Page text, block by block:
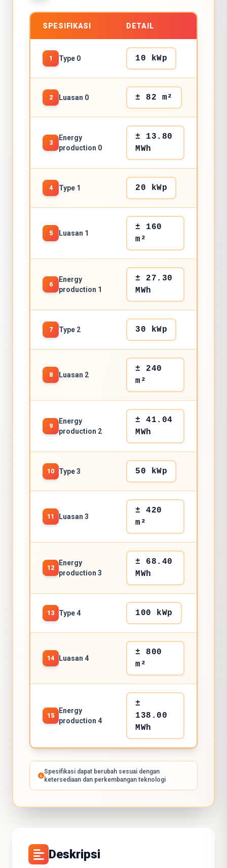
SPESIFIKASI DETAIL
1 Type 0 10 kWp
2 Luasan 0 ± 82 m²
3
Energy
production 0
± 13.80
MWh
4 Type 1 20 kWp
5 Luasan 1
± 160
m²
6
Energy
production 1
± 27.30
MWh
7 Type 2 30 kWp
8 Luasan 2
± 240
m²
9
Energy
production 2
± 41.04
MWh
10 Type 3 50 kWp
11 Luasan 3
± 420
m²
12
Energy
production 3
± 68.40
MWh
13 Type 4 100 kWp
14 Luasan 4
± 800
m²
15
Energy
production 4
±
138.00
MWh
Spesifikasi dapat berubah sesuai dengan
ketersediaan dan perkembangan teknologi
Deskripsi